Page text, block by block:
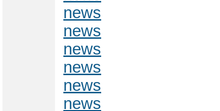
news
news
news
news
news
news